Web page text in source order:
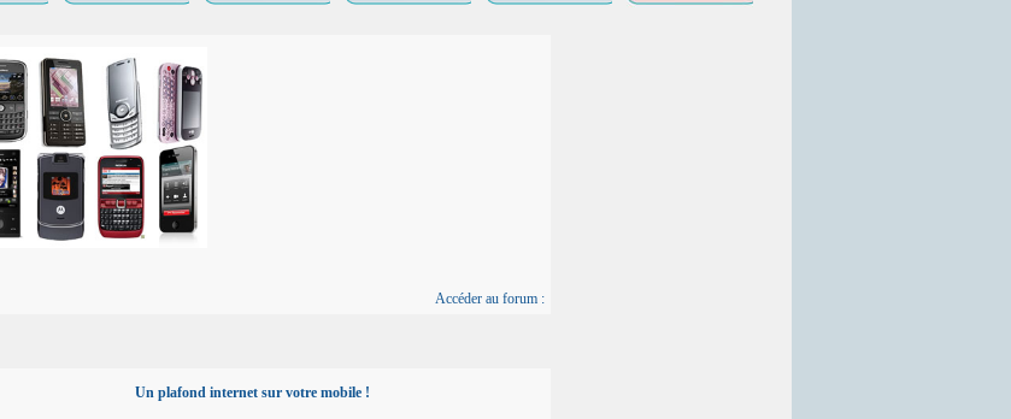
Accéder au forum :
Un plafond internet sur votre mobile !